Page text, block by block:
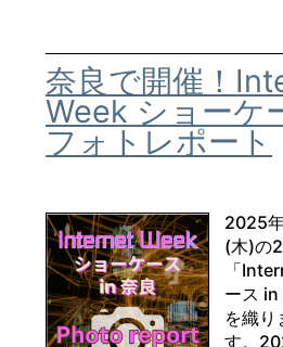
奈良で開催！
Week ショーケ
フォトレポート
2025
(木)の
「
ース in
を織り
す。